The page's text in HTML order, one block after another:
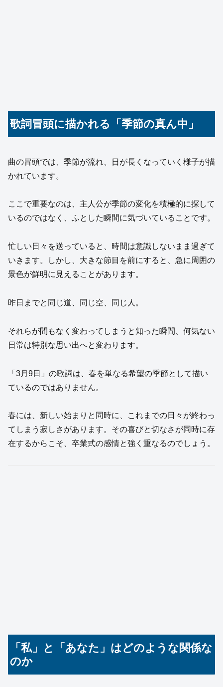
歌詞冒頭に描かれる「季節の真ん中」
曲の冒頭では、季節が流れ、日が長くなっていく様子が描
かれています。
ここで重要なのは、主人公が季節の変化を積極的に探して
いるのではなく、ふとした瞬間に気づいていることです。
忙しい日々を送っていると、時間は意識しないまま過ぎて
いきます。しかし、大きな節目を前にすると、急に周囲の
景色が鮮明に見えることがあります。
昨日までと同じ道、同じ空、同じ人。
それらが間もなく変わってしまうと知った瞬間、何気ない
日常は特別な思い出へと変わります。
「3月9日」の歌詞は、春を単なる希望の季節として描い
ているのではありません。
春には、新しい始まりと同時に、これまでの日々が終わっ
てしまう寂しさがあります。その喜びと切なさが同時に存
在するからこそ、卒業式の感情と強く重なるのでしょう。
「私」と「あなた」はどのような関係な
のか